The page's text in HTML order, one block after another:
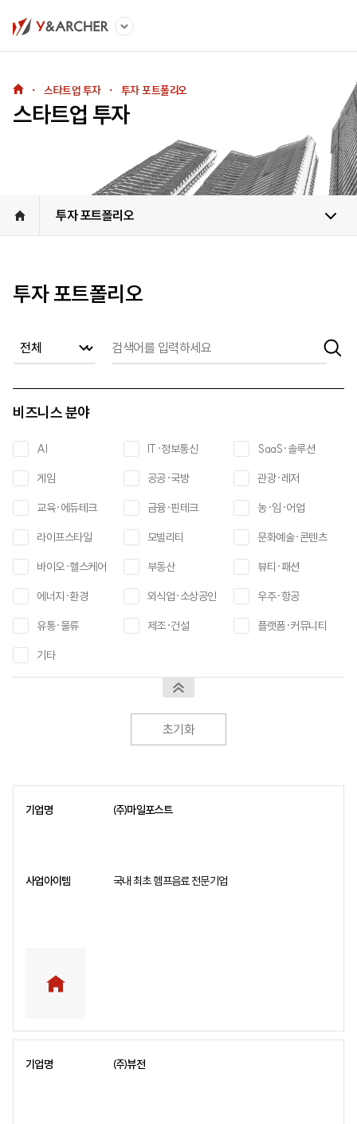
・ 스타트업 투자 ・ 투자 포트폴리오
스타트업 투자
투자 포트폴리오
투자 포트폴리오
비즈니스 분야
AI IT·정보통신 SaaS·솔루션
게임 공공·국방 관광·레저
교육·에듀테크 금융·핀테크 농·임·어업
라이프스타일 모빌리티 문화예술·콘텐츠
바이오·헬스케어 부동산 뷰티·패션
에너지·환경 외식업·소상공인 우주·항공
유통·물류 제조·건설 플랫폼·커뮤니티
기타
초기화
㈜마일포스트
국내 최초 헴프음료 전문기업
㈜뷰전